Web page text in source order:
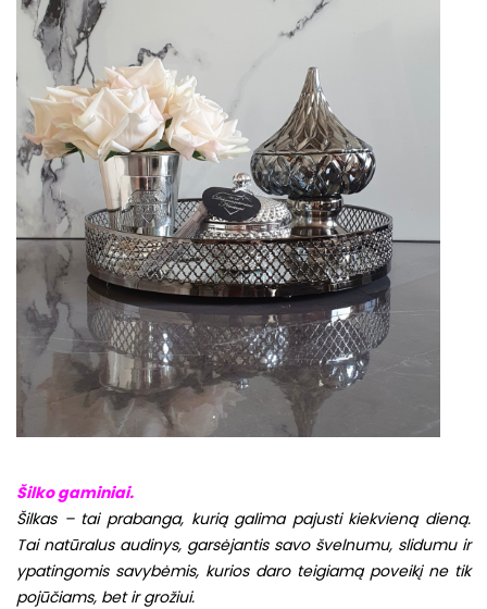
Šilko gaminiai.
Šilkas – tai prabanga, kurią galima pajusti kiekvieną dieną.
Tai natūralus audinys, garsėjantis savo švelnumu, slidumu ir
ypatingomis savybėmis, kurios daro teigiamą poveikį ne tik
pojūčiams, bet ir grožiui.